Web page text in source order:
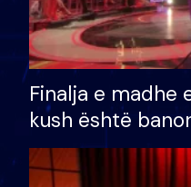
Finalja e madhe
kush është
shtëpinë dhe
të fituar çmimin